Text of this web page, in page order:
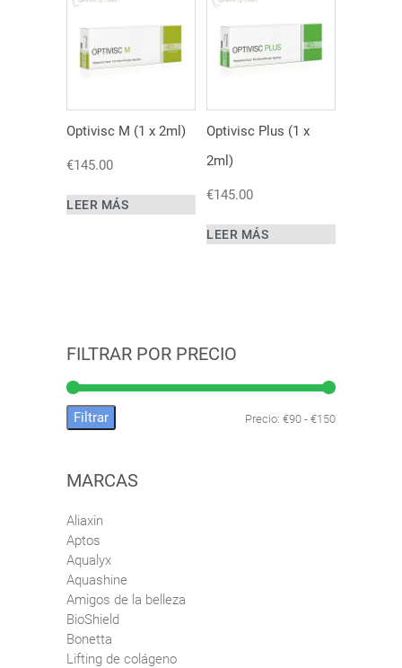
Optivisc M (1 x 2ml)
€145.00
LEER MÁS
Optivisc Plus (1 x
2ml)
€145.00
LEER MÁS
FILTRAR POR PRECIO
Filtrar Precio: €90 - €150
MARCAS
Aliaxin
Aptos
Aqualyx
Aquashine
Amigos de la belleza
BioShield
Bonetta
Lifting de colágeno